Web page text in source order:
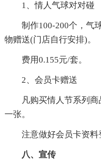
1、情人气球对对碰
制作100-200个，气球
物赠送(门店自行安排)。
费用0.155元/套。
2、会员卡赠送
凡购买情人节系列商
一张。
注意做好会员卡资料
八、宣传